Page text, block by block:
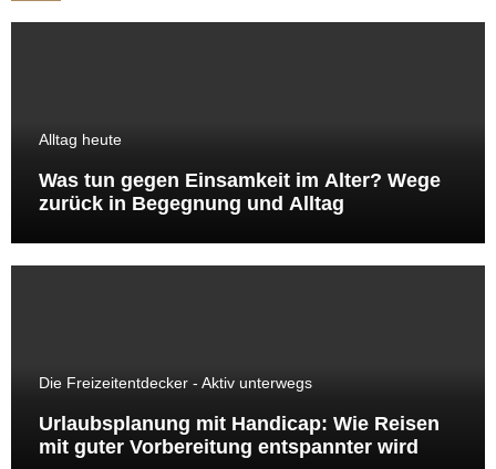
Alltag heute
Was tun gegen Einsamkeit im Alter? Wege
zurück in Begegnung und Alltag
Die Freizeitentdecker - Aktiv unterwegs
Urlaubsplanung mit Handicap: Wie Reisen
mit guter Vorbereitung entspannter wird